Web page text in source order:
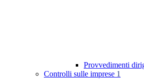
Provvedimenti
Controlli sulle imprese 1